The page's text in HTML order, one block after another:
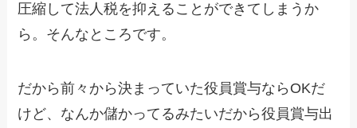
圧縮して法人税を抑えることができてしまうか
ら。そんなところです。
だから前々から決まっていた役員賞与ならOKだ
けど、なんか儲かってるみたいだから役員賞与出